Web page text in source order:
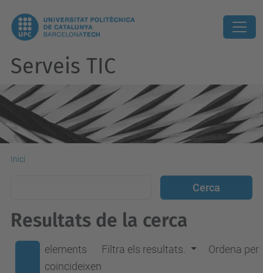
Serveis TIC
Inici
Resultats de la cerca
elements
coincideixen
Filtra els resultats. Ordena per